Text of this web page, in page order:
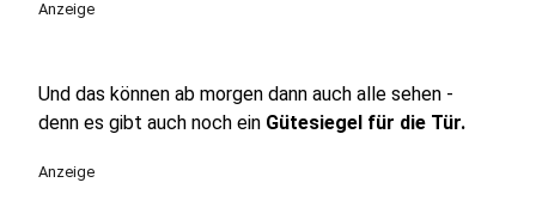
Anzeige
Und das können ab morgen dann auch alle sehen -
denn es gibt auch noch ein Gütesiegel für die Tür.
Anzeige